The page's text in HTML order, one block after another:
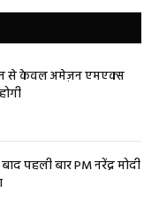
जून से केवल अमेज़न एमएक्स
पहली बार PM नरेंद्र मोदी